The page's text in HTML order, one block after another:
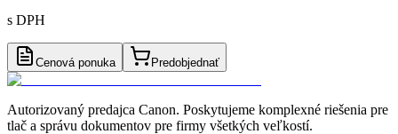
s DPH
Cenová ponuka Predobjednať
Autorizovaný predajca Canon. Poskytujeme komplexné riešenia pre
tlač a správu dokumentov pre firmy všetkých veľkostí.